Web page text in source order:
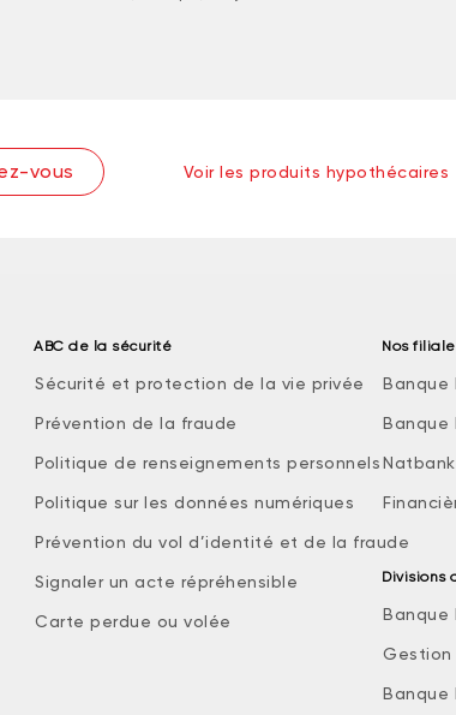
vous Voir les produits hypothécaires
ABC de la sécurité
Sécurité et protection de la vie privée
Prévention de la fraude
Politique de renseignements personnels
Politique sur les données numériques
Prévention du vol d’identité et de la fraude
Signaler un acte répréhensible
Carte perdue ou volée
Nos
Banque
Banque
Natbank
Divisions
Banque
Gestion
Banque